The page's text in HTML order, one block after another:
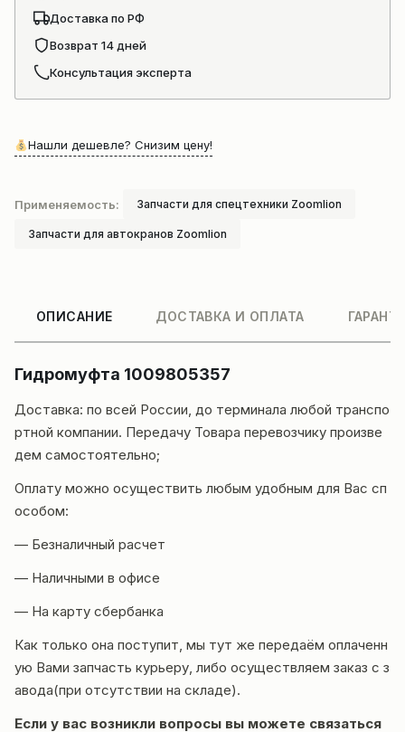
Доставка по РФ
Возврат 14 дней
Консультация эксперта
Нашли дешевле? Снизим цену!
Применяемость: Запчасти для спецтехники Zoomlion
Запчасти для автокранов Zoomlion
ОПИСАНИЕ ДОСТАВКА И ОПЛАТА
Гидромуфта 1009805357
Доставка: по всей России, до терминала любой транспо
ртной компании. Передачу Товара перевозчику произве
дем самостоятельно;
Оплату можно осуществить любым удобным для Вас сп
особом:
— Безналичный расчет
— Наличными в офисе
— На карту сбербанка
Как только она поступит, мы тут же передаём оплаченн
ую Вами запчасть курьеру, либо осуществляем заказ с з
авода(при отсутствии на складе).
Если у вас возникли вопросы вы можете связаться